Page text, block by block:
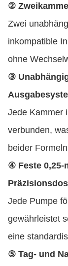
②
Zwei
inkompatible
ohne
③
Jede Kammer
verbunden,
beider
④ Feste 0,25-
Jede Pumpe
gewährleistet
eine
⑤ Tag- und